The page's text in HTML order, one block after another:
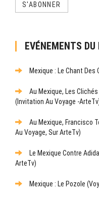
S'ABONNER
EVÉNEMENTS DU
Mexique : Le Chant
Au Mexique, Les
(Invitation Au Voyage -
Au Mexique, Francisco
Au Voyage, Sur ArteTv)
Le Mexique Contre
ArteTv)
Mexique : Le Pozole